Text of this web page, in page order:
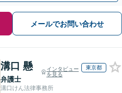
メールでお問い合わせ
溝口 懸
弁護士
インタビュー
を見る
東京都
溝口けん法律事務所